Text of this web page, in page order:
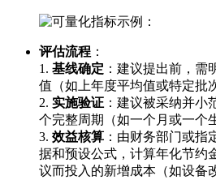
评估流程 ：
1. 基线确定 ：建议提出前，需
值（如上年度平均值或特定批
2. 实施验证 ：建议被采纳并小
个完整周期（如一个月或一个
3. 效益核算 ：由财务部门或指
据和预设公式，计算年化节约
议而投入的新增成本（如设备